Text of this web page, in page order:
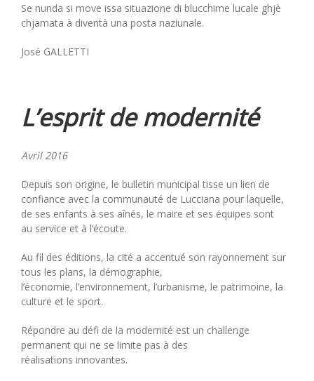
Se nunda si move issa situazione di blucchime lucale ghjè
chjamata à diventà una posta naziunale.
José GALLETTI
L’esprit de modernité
Avril 2016
Depuis son origine, le bulletin municipal tisse un lien de
confiance avec la communauté de Lucciana pour laquelle,
de ses enfants à ses aînés, le maire et ses équipes sont
au service et à l’écoute.
Au fil des éditions, la cité a accentué son rayonnement sur
tous les plans, la démographie,
l’économie, l’environnement, l’urbanisme, le patrimoine, la
culture et le sport.
Répondre au défi de la modernité est un challenge
permanent qui ne se limite pas à des
réalisations innovantes.